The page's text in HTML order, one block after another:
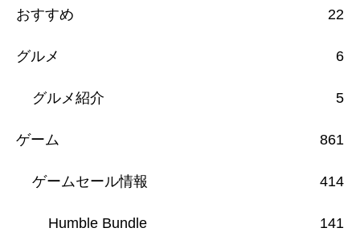
おすすめ 22
グルメ 6
グルメ紹介 5
ゲーム 861
ゲームセール情報 414
Humble Bundle 141